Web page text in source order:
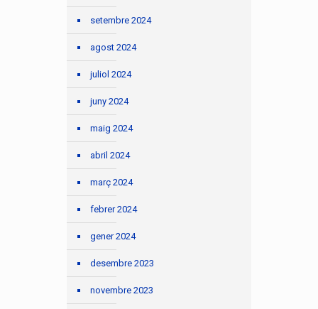
setembre 2024
agost 2024
juliol 2024
juny 2024
maig 2024
abril 2024
març 2024
febrer 2024
gener 2024
desembre 2023
novembre 2023